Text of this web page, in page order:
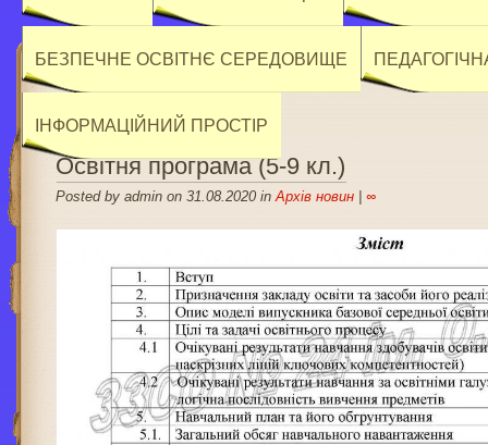
БЕЗПЕЧНЕ ОСВІТНЄ СЕРЕДОВИЩЕ
ІНФОРМАЦІЙНИЙ ПРОСТІР
Освітня програма (5-9 кл.)
Posted by admin on 31.08.2020 inАрхів новин |∞